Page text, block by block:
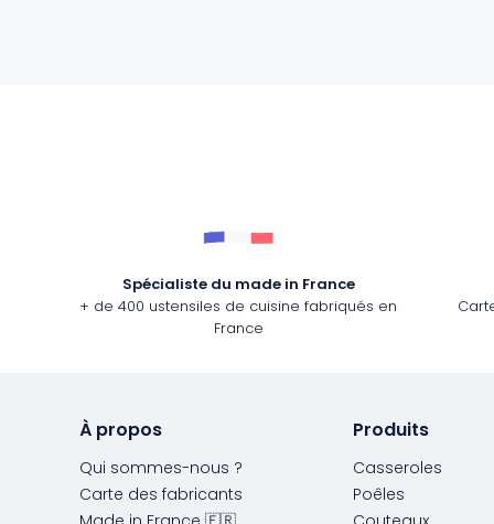
Spécialiste du made in France
+ de 400 ustensiles de cuisine fabriqués en
France
À propos
Qui sommes-nous ?
Carte des fabricants
Produits
Casseroles
Poêles